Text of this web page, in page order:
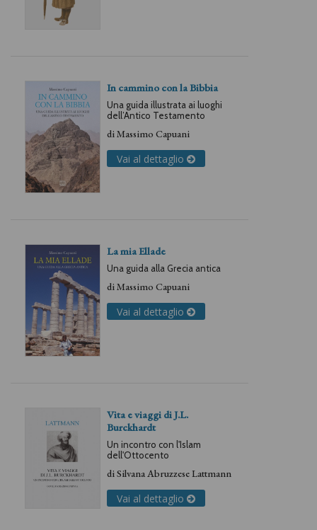
In cammino con la Bibbia
Una guida illustrata ai luoghi
dell’Antico Testamento
diMassimo Capuani
Vai al dettaglio
La mia Ellade
Una guida alla Grecia antica
diMassimo Capuani
Vai al dettaglio
Vita e viaggi di J.L.
Burckhardt
Un incontro con l'Islam
dell'Ottocento
diSilvana Abruzzese Lattmann
Vai al dettaglio